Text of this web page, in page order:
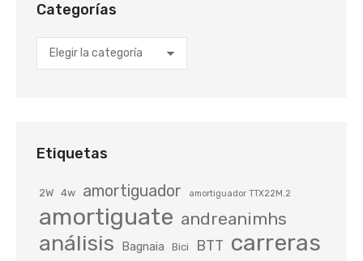
Categorías
Categorías
Etiquetas
2W 4w amortiguador amortiguador TTX22M.2
amortiguate andreanimhs
análisis Bagnaia Bici BTT carreras